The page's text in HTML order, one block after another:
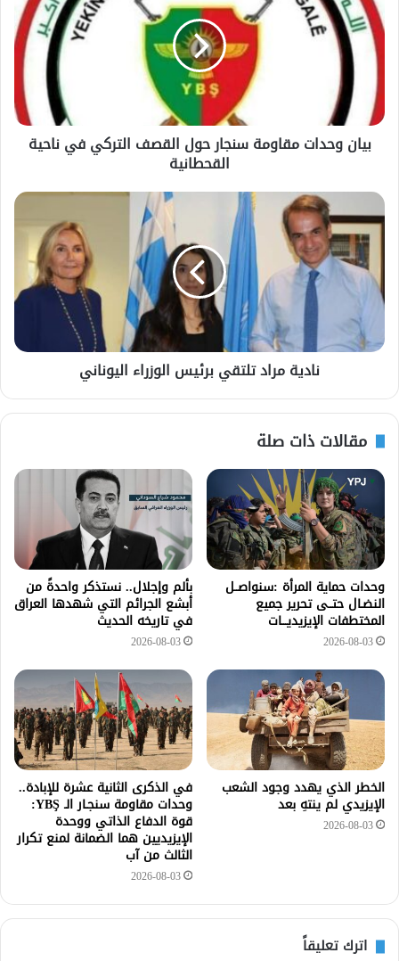
بيان وحدات مقاومة سنجار حول القصف التركي في ناحية
القحطانية
نادية مراد تلتقي برئيس الوزراء اليوناني
مقالات ذات صلة
وحدات حماية المرأة :سنواصــل
النضـال حتــى تحرير جميع
المختطفات الإيزيديـــات
2026-08-03
بألم وإجلال.. نستذكر واحدةً من
أبشع الجرائم التي شهدها العراق
في تاريخه الحديث
2026-08-03
الخطر الذي يهدد وجود الشعب
الإيزيدي لم ينتهِ بعد
2026-08-03
في الذكرى الثانية عشرة للإبادة..
وحدات مقاومة سنجـار الـ YBŞ:
قوة الدفاع الذاتي ووحدة
الإيزيديين هما الضمانة لمنع تكرار
الثالث من آب
2026-08-03
اترك تعليقاً